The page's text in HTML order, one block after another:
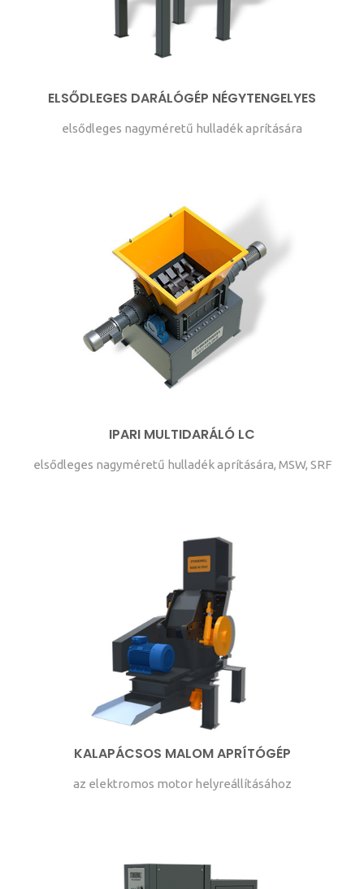
ELSŐDLEGES DARÁLÓGÉP NÉGYTENGELYES
elsődleges nagyméretű hulladék aprítására
IPARI MULTIDARÁLÓ LC
elsődleges nagyméretű hulladék aprítására, MSW, SRF
KALAPÁCSOS MALOM APRÍTÓGÉP
az elektromos motor helyreállításához